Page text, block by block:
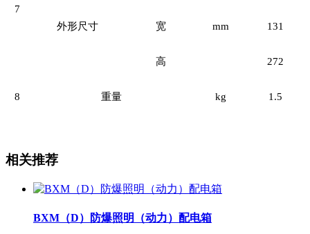
7
外形尺寸
mm
宽 131
高 272
8 重量 kg 1.5
相关推荐
BXM（D）防爆照明（动力）配电箱